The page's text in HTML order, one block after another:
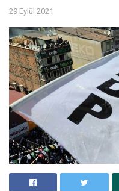
29 Eylül 2021